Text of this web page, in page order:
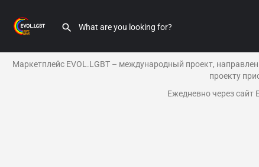
Маркетплейс EVOL.LGBT– международный проект,
проекту
Ежедневно через сайт